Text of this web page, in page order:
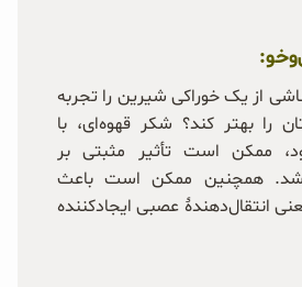
از یک خوراکی شیرین را تجربه
را بهتر کند؟ شکر قهوه‌ای، با
ممکن است تأثیر مثبتی بر
همچنین ممکن است باعث
انتقال‌دهندهٔ عصبی ایجادکننده